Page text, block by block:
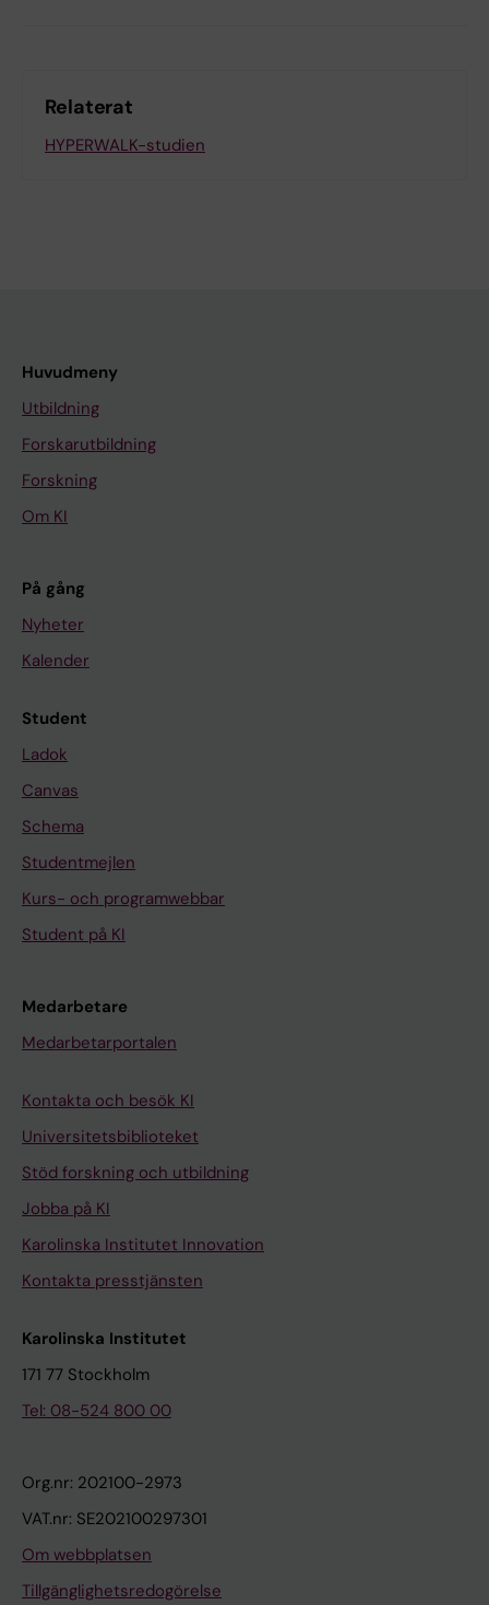
Relaterat
HYPERWALK-studien
Huvudmeny
Utbildning
Forskarutbildning
Forskning
Om KI
På gång
Nyheter
Kalender
Student
Ladok
Canvas
Schema
Studentmejlen
Kurs- och programwebbar
Student på KI
Medarbetare
Medarbetarportalen
Kontakta och besök KI
Universitetsbiblioteket
Stöd forskning och utbildning
Jobba på KI
Karolinska Institutet Innovation
Kontakta presstjänsten
Karolinska Institutet
171 77 Stockholm
Tel: 08-524 800 00
Org.nr: 202100-2973
VAT.nr: SE202100297301
Om webbplatsen
Tillgänglighetsredogörelse